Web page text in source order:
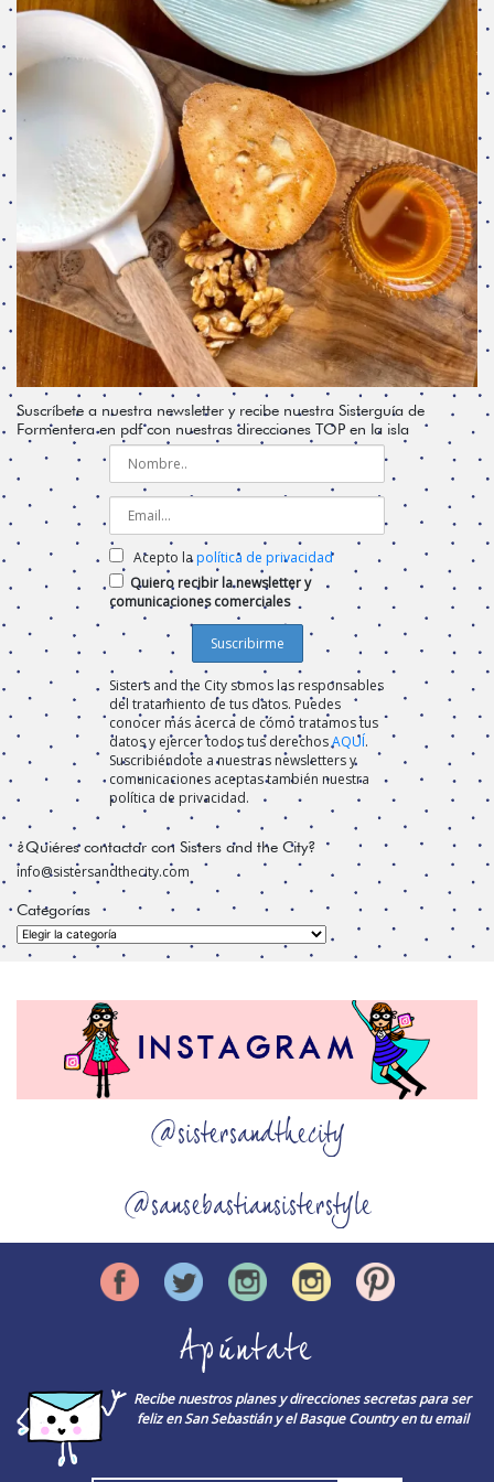
Suscríbete a nuestra newsletter y recibe nuestra Sisterguía de
Formentera en pdf con nuestras direcciones TOP en la isla
Acepto lapolítica de privacidad
Quiero recibir la newsletter y
comunicaciones comerciales
Sisters and the City somos las responsables
del tratamiento de tus datos. Puedes
conocer más acerca de cómo tratamos tus
datos y ejercer todos tus derechosAQUÍ.
Suscribiéndote a nuestras newsletters y
comunicaciones aceptas también nuestra
política de privacidad.
¿Quiéres contactar con Sisters and the City?
info@sistersandthecity.com
Categorías
Categorías
@sistersandthecity
@sansebastiansisterstyle
Apúntate
Recibe nuestros planes y direcciones secretas para ser
feliz en San Sebastián y el Basque Country en tu email